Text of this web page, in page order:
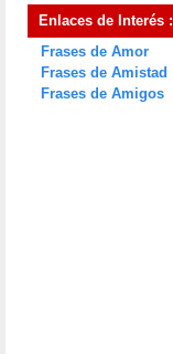
Enlaces de Interés :
Frases de Amor
Frases de Amistad
Frases de Amigos